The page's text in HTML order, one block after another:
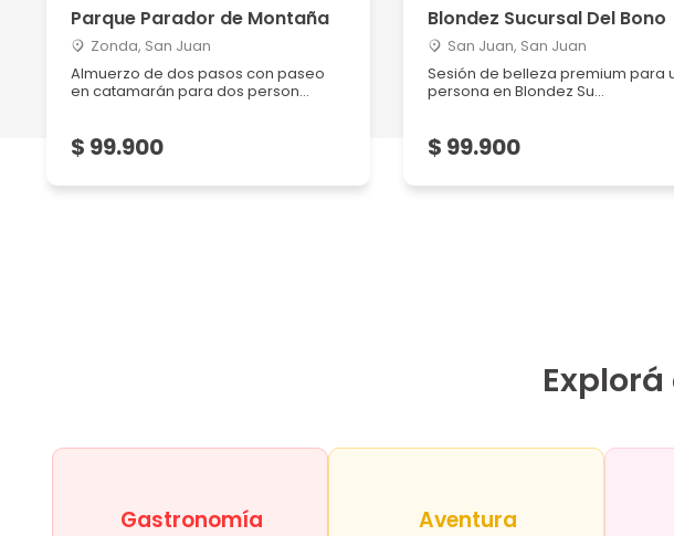
Parque Parador de Montaña
Zonda, San Juan
Almuerzo de dos pasos con paseo
en catamarán para dos person...
$ 99.900
Blondez Sucursal Del Bono
San Juan, San Juan
Sesión de belleza premium para
persona en Blondez Su...
$ 99.900
Gastronomía Aventura